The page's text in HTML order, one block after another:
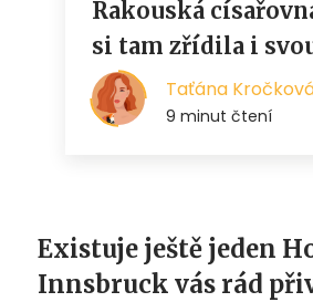
Existuje ještě jeden
Innsbruck vás rád